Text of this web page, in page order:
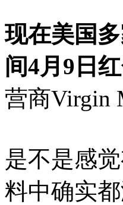
现在美国
间4月9日
营商Virgin
是不是感
料中确实